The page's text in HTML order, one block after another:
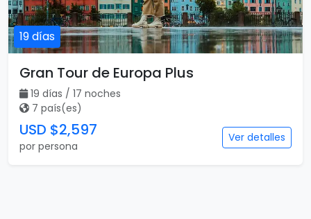
19 días
Gran Tour de Europa Plus
19 días / 17 noches
7 país(es)
USD $2,597
por persona
Ver detalles